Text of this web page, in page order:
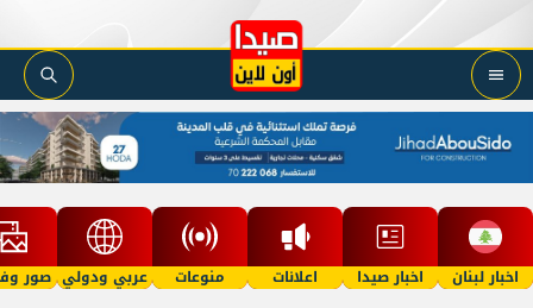
اخبار لبنان اخبار صيدا اعلانات منوعات عربي ودولي صور